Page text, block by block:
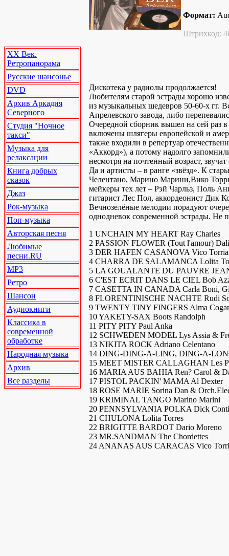
XX Век.
Ретропанорама
Русские шансонье
DVD
Архив Аркадия
Северного
Студия "Ночное
такси"
Музыка для
релаксации
Книга добрых
сказок
Джаз
Рок-музыка
Поп-музыка
Авторская песня
Любимые
песни.RU
MP3
Ретро
Шансон
Аудиокниги
Классика в
современной
обработке
Народная музыка
Архив
Все разделы
Формат:
Штрихкод:
Дискотека у радиолы продолжается!
Любителям старой эстрады хорошо
из музыкальных шедевров 50-60-х гг.
Апрелевского завода, либо
Очередной сборник вышел на сей раз
включены шлягеры европейской и
также входили в репертуар
«Аккорд»), а потому надолго
несмотря на почтенный возраст,
Да и артисты – в ранге «звёзд». К
Челентано, Марино Марини,Вико
мейкеры тех лет – Рэй Чарльз, Поль
гитарист Лес Пол, аккордеонист Дик
Вечнозелёные мелодии порадуют
однодневок современной эстрады. Не
1 UNCHAIN MY HEART Ray Charles
2 PASSION FLOWER (Tout l'amour)
3 DER HAFEN CASANOVA Vico
4 CHARRA DE SALAMANCA Lolita
5 LA GOUALANTE DU PAUVRE
6 C'EST ECRIT DANS LE CIEL Bob
7 CASETTA IN CANADA Carla Boni,
8 FLORENTINISCHE NACHTE Rudi
9 TWENTY TINY FINGERS Alma
10 YAKETY-SAX Boots Randolph
11 PITY PITY Paul Anka
12 SCHWEDEN MODEL Lys Assia &
13 NIKITA ROCK Adriano Celentano
14 DING-DING-A-LING, DING-A-
15 MEET MISTER CALLAGHAN Les
16 MARIA AUS BAHIA Ren? Carol &
17 PISTOL PACKIN' MAMA Al Dexter
18 ROSE MARIE Sorina Dan &
19 KRIMINAL TANGO Marino Marini
20 PENNSYLVANIA POLKA Dick
21 CHULONA Lolita Torres
22 BRIGITTE BARDOT Dario Moreno
23 MR.SANDMAN The Chordettes
24 ANANAS AUS CARACAS Vico